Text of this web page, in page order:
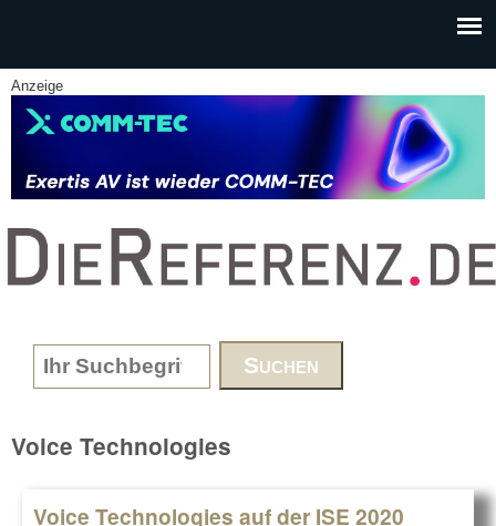
Anzeige
www.DieReferenz.de
Search form
Voice Technologies
Voice Technologies auf der ISE 2020